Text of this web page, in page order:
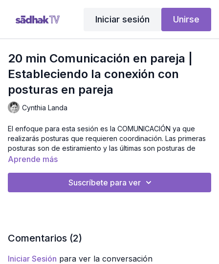
Iniciar sesión Unirse
20 min Comunicación en pareja |
Estableciendo la conexión con
posturas en pareja
Cynthia Landa
El enfoque para esta sesión es la COMUNICACIÓN ya que
realizarás posturas que requieren coordinación. Las primeras
posturas son de estiramiento y las últimas son posturas de
cargado, así que alguien tendrán que tomar el rol de más
Intensa
Aprende más
Suscríbete para ver
Comentarios (2)
Iniciar Sesión para ver la conversación